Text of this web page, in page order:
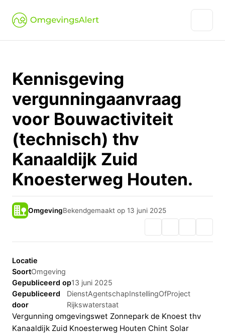
Kennisgeving
vergunningaanvraag
voor Bouwactiviteit
(technisch) thv
Kanaaldijk Zuid
Knoesterweg Houten.
OmgevingBekendgemaakt op 13 juni 2025
Locatie
SoortOmgeving
Gepubliceerd op13 juni 2025
Gepubliceerd
door
DienstAgentschapInstellingOfProject
Rijkswaterstaat
Vergunning omgevingswet Zonnepark de Knoest thv
Kanaaldijk Zuid Knoesterweg Houten Chint Solar